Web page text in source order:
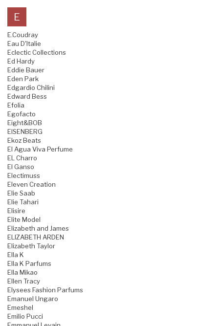
E
E.Coudray
Eau D'Italie
Eclectic Collections
Ed Hardy
Eddie Bauer
Eden Park
Edgardio Chilini
Edward Bess
Efolia
Egofacto
Eight&BOB
EISENBERG
Ekoz Beats
El Agua Viva Perfume
EL Charro
El Ganso
Electimuss
Eleven Creation
Elie Saab
Elie Tahari
Elisire
Elite Model
Elizabeth and James
ELIZABETH ARDEN
Elizabeth Taylor
Ella K
Ella K Parfums
Ella Mikao
Ellen Tracy
Elysees Fashion Parfums
Emanuel Ungaro
Emeshel
Emilio Pucci